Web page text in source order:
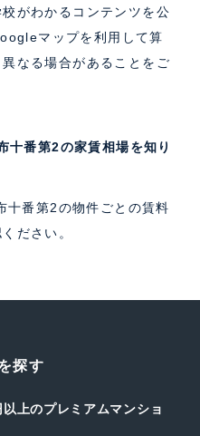
がわかるコンテンツを公
マップを利用して算
なる場合があることをご
十番第2の家賃相場を知り
十番第2の物件ごとの賃料
ださい。
探す
上のプレミアムマンショ